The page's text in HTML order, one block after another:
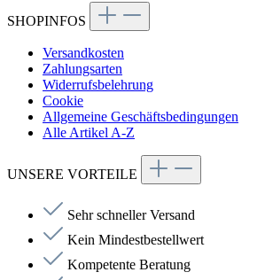
SHOPINFOS
Versandkosten
Zahlungsarten
Widerrufsbelehrung
Cookie
Allgemeine Geschäftsbedingungen
Alle Artikel A-Z
UNSERE VORTEILE
Sehr schneller Versand
Kein Mindestbestellwert
Kompetente Beratung